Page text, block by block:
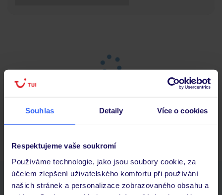
Souhlas Detaily Více o cookies
Respektujeme vaše soukromí
Používáme technologie, jako jsou soubory cookie, za
účelem zlepšení uživatelského komfortu při používání
našich stránek a personalizace zobrazovaného obsahu a
Hlavní strana Dovolená
Stáhněte si bezplatnou aplikaci TUI
rychlé vyhledávání a prohlížení nabídek